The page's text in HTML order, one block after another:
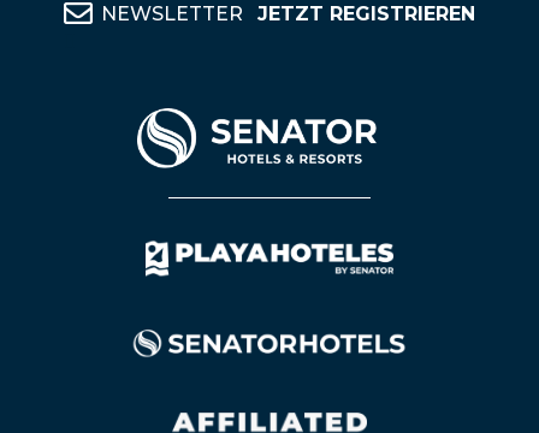
NEWSLETTER JETZT REGISTRIEREN